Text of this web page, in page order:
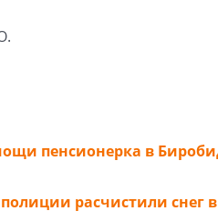
пенсионерка в
расчистили снег